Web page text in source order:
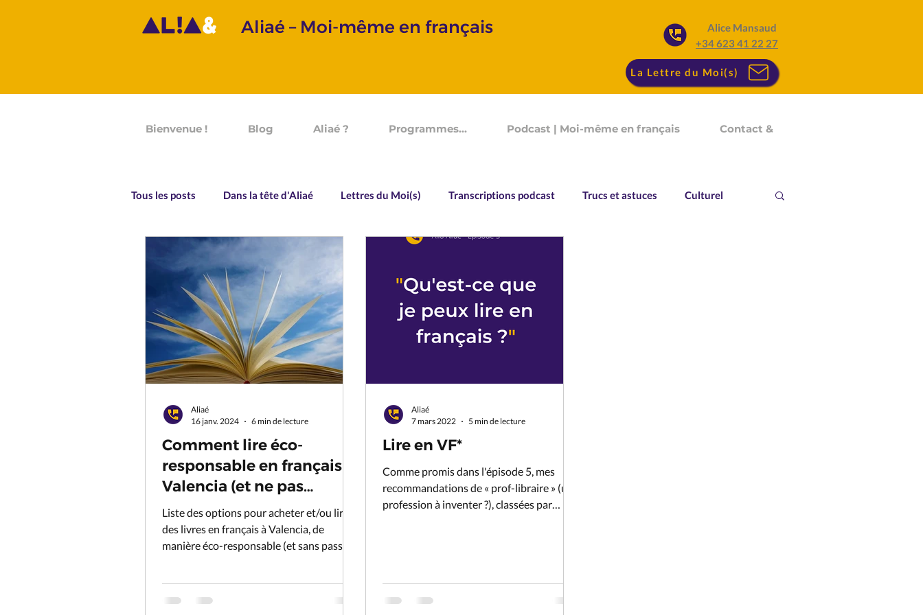
Aliaé – Moi-même en français
Alice Mansaud
+34 623 41 22 27
La Lettre du Moi(s)
Bienvenue ! Blog Aliaé ? Programmes... Podcast | Moi-même en français Contact &
Tous les posts Dans la tête d'Aliaé Lettres du Moi(s) Transcriptions podcast Trucs et astuces Culturel
Prononciation
Comment lire éco-
responsable en français à
Valencia (et ne pas
acheter ses livres sur
Amazon.com*) ?
Liste des options pour acheter et/ou lire
des livres en français à Valencia, de
manière éco-responsable (et sans passer
Aliaé
16 janv. 2024
6 min de lecture
Lire en VF*
Comme promis dans l'épisode 5, mes
recommandations de « prof-libraire » (une
profession à inventer ?), classées par
Aliaé
7 mars 2022
5 min de lecture